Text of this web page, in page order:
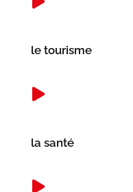
le tourisme
la santé